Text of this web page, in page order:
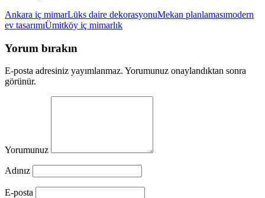
Ankara iç mimarLüks daire dekorasyonuMekan planlamasımodern
ev tasarımıÜmitköy iç mimarlık
Yorum bırakın
E-posta adresiniz yayımlanmaz. Yorumunuz onaylandıktan sonra
görünür.
Yorumunuz
Adınız
E-posta